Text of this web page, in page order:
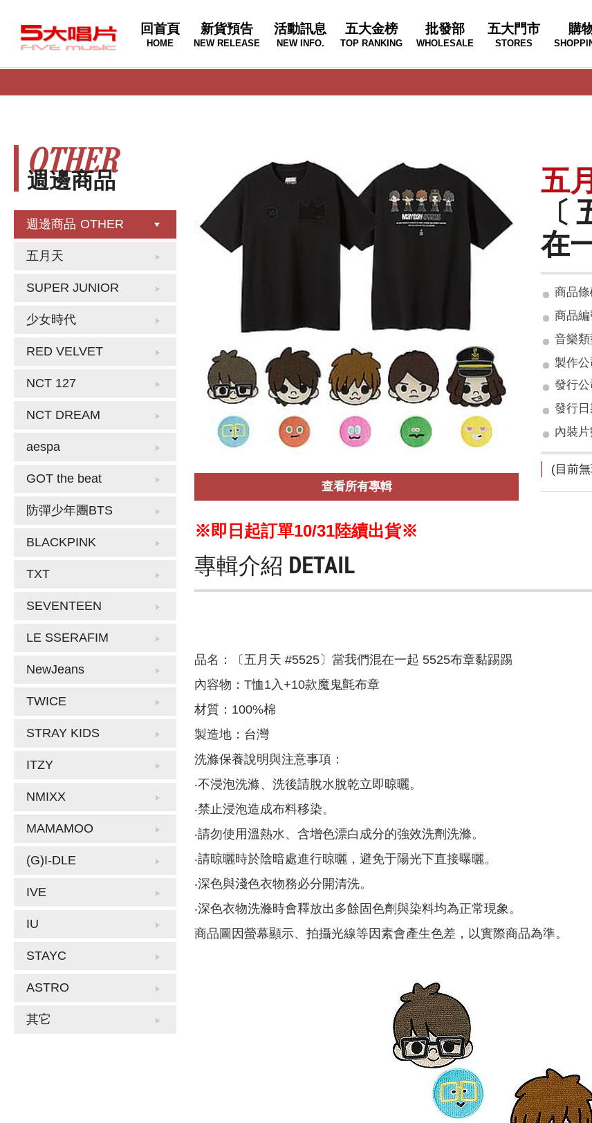
回首頁
HOME
新貨預告
NEW RELEASE
活動訊息
NEW INFO.
五大金榜
TOP RANKING
批發部
WHOLESALE
五大門市
STORES
購
週邊商品
OTHER
週邊商品 OTHER
五月天
SUPER JUNIOR
少女時代
RED VELVET
NCT 127
NCT DREAM
aespa
GOT the beat
防彈少年團BTS
BLACKPINK
TXT
SEVENTEEN
LE SSERAFIM
NewJeans
TWICE
STRAY KIDS
ITZY
NMIXX
MAMAMOO
(G)I-DLE
IVE
IU
STAYC
ASTRO
其它
查看所有專輯
※即日起訂單10/31陸續出貨※
五
在
商品條
商品編
音樂類
製作公
發行公
發行日
內裝片
(目前
專輯介紹 DETAIL
品名：〔五月天 #5525〕當我們混在一起 5525布章黏踢踢
內容物：T恤1入+10款魔鬼氈布章
材質：100%棉
製造地：台灣
洗滌保養說明與注意事項：
‧不浸泡洗滌、洗後請脫水脫乾立即晾曬。
‧禁止浸泡造成布料移染。
‧請勿使用溫熱水、含增色漂白成分的強效洗劑洗滌。
‧請晾曬時於陰暗處進行晾曬，避免于陽光下直接曝曬。
‧深色與淺色衣物務必分開清洗。
‧深色衣物洗滌時會釋放出多餘固色劑與染料均為正常現象。
商品圖因螢幕顯示、拍攝光線等因素會產生色差，以實際商品為準。